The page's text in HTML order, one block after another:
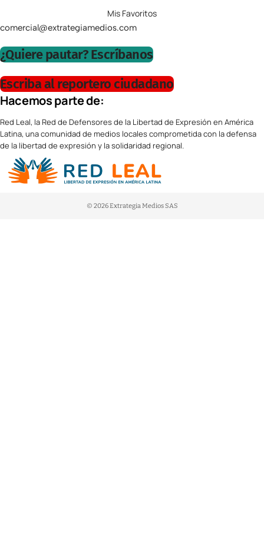
Mis Favoritos
comercial@extrategiamedios.com
¿Quiere pautar? Escríbanos
Escriba al reportero ciudadano
Hacemos parte de:
Red Leal, la Red de Defensores de la Libertad de Expresión en América
Latina, una comunidad de medios locales comprometida con la defensa
de la libertad de expresión y la solidaridad regional.
© 2026 Extrategia Medios SAS